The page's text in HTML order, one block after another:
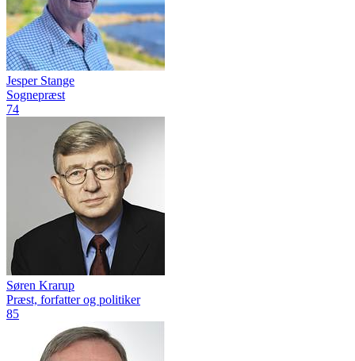
Jesper Stange
Sognepræst
74
Søren Krarup
Præst, forfatter og politiker
85